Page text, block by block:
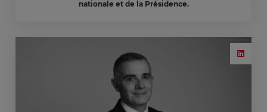
nationale et de la Présidence.